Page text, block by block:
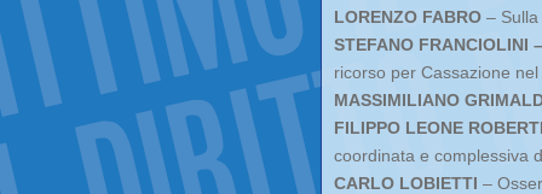
LORENZO FABRO –
STEFANO FRANCIOLINI –
ricorso per Cassazione
MASSIMILIANO
FILIPPO LEONE
coordinata e complessiva
CARLO LOBIETTI –